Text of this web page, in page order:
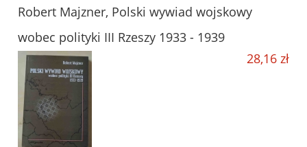
Robert Majzner, Polski wywiad wojskowy
wobec polityki III Rzeszy 1933 - 1939
28,16 zł